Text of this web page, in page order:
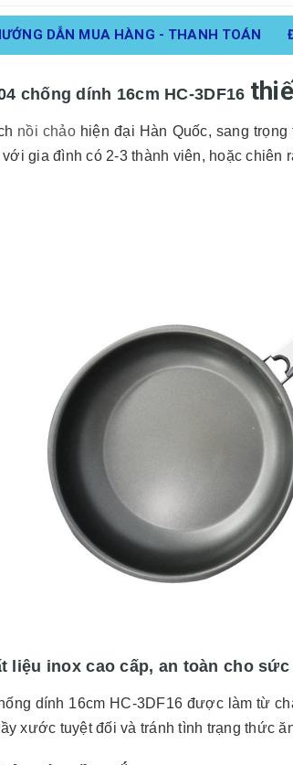
DẪN MUA HÀNG - THANH TOÁN
chống dính 16cm HC-3DF16
nồi chảohiện đại Hàn Quốc, sang
gia đình có 2-3 thành viên, hoặc
liệu inox cao cấp, an toàn cho
dính 16cm HC-3DF16 được làm từ
xước tuyệt đối và tránh tình trạng thức